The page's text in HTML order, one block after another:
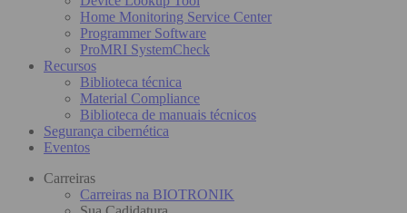
Home Monitoring Service Center
Programmer Software
ProMRI SystemCheck
Recursos
Biblioteca técnica
Material Compliance
Biblioteca de manuais técnicos
Segurança cibernética
Eventos
Carreiras
Carreiras na BIOTRONIK